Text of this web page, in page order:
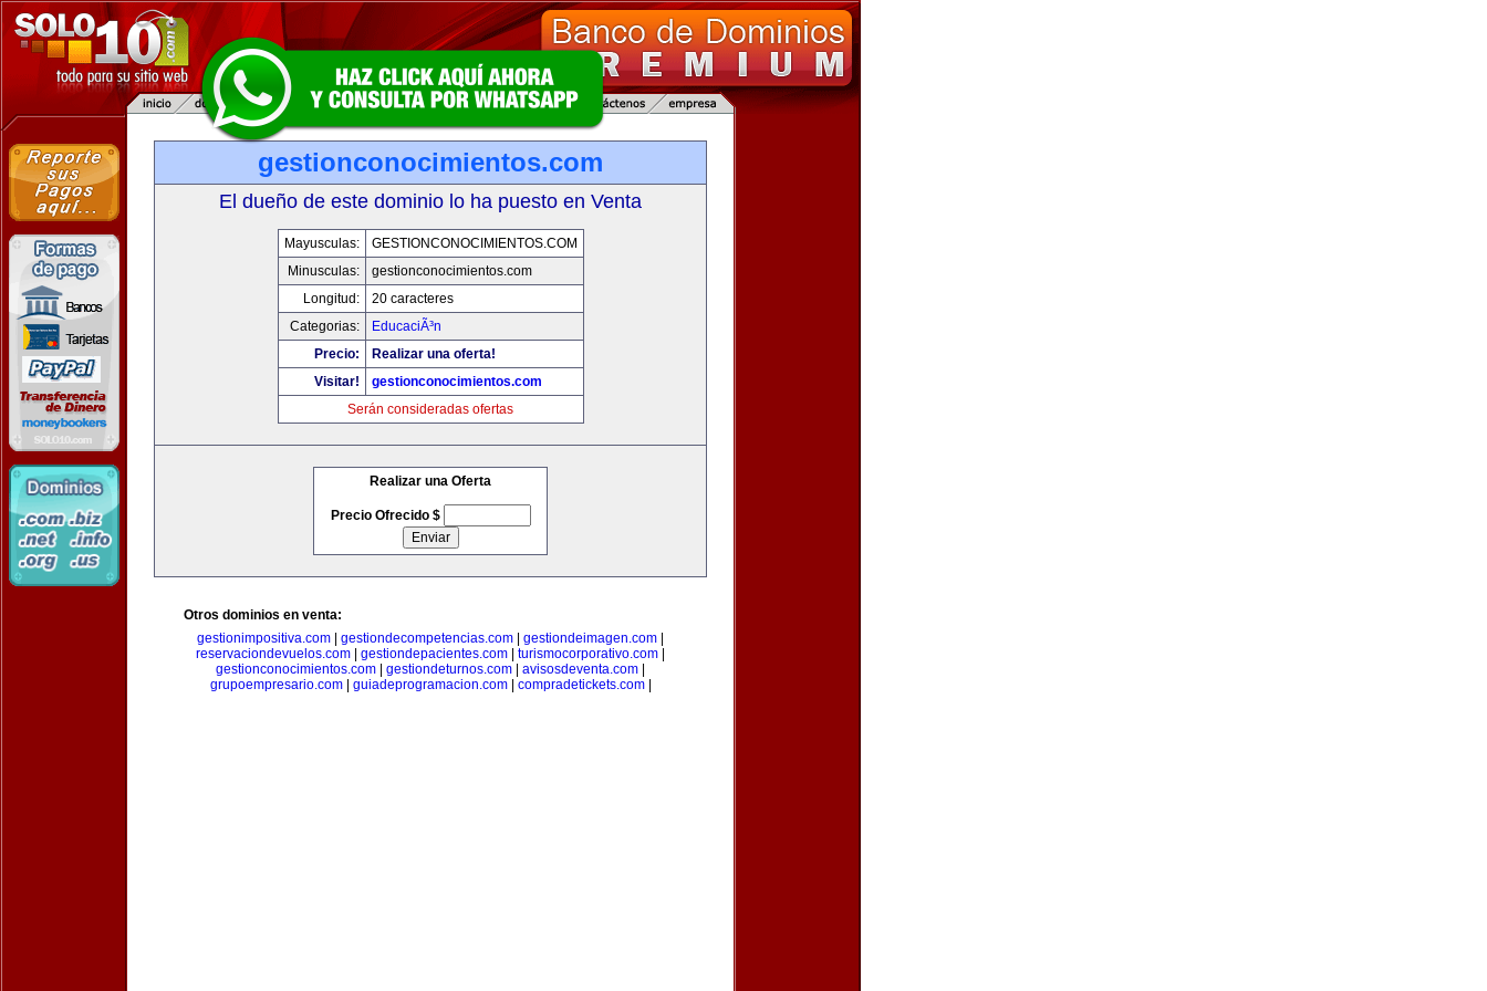
gestionconocimientos.com
El dueño de este dominio lo ha puesto en Venta
Mayusculas:
GESTIONCONOCIMIENTOS.COM
Minusculas:
gestionconocimientos.com
Longitud:
20 caracteres
Categorias:
EducaciÃ³n
Precio:
Realizar una oferta!
Visitar!
gestionconocimientos.com
Serán consideradas ofertas
Realizar una Oferta
Precio Ofrecido $
Otros dominios en venta:
gestionimpositiva.com
gestiondecompetencias.com gestiondeimagen.com
reservaciondevuelos.com
gestiondepacientes.com turismocorporativo.com
gestionconocimientos.com
gestiondeturnos.com avisosdeventa.com
grupoempresario.com| guiadeprogramacion.com| compradetickets.com|